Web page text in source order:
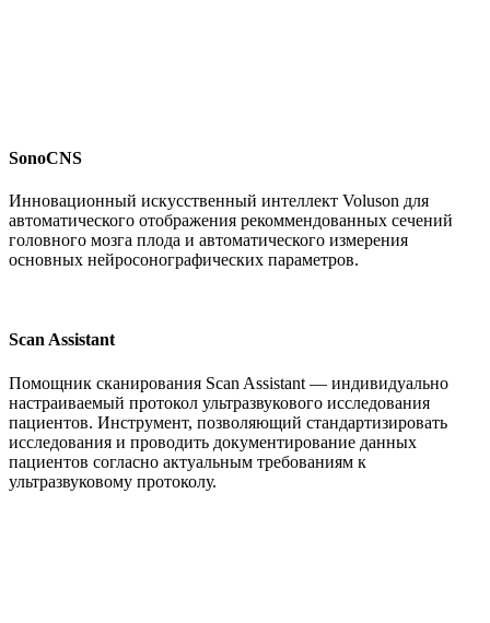
SonoCNS
Инновационный искусственный интеллект Voluson для
автоматического отображения рекоммендованных сечений
головного мозга плода и автоматического измерения
основных нейросонографических параметров.
Scan Assistant
Помощник сканирования Scan Assistant — индивидуально
настраиваемый протокол ультразвукового исследования
пациентов. Инструмент, позволяющий стандартизировать
исследования и проводить документирование данных
пациентов согласно актуальным требованиям к
ультразвуковому протоколу.